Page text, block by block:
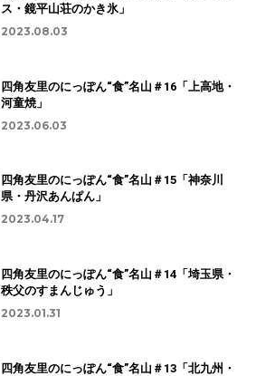
ス・鏡平山荘のかき氷」
2023.08.03
四角友里のにっぽん“食”名山＃16「上高地・
河童焼」
2023.06.03
四角友里のにっぽん“食”名山＃15「神奈川
県・丹沢あんぱん」
2023.04.17
四角友里のにっぽん“食”名山＃14「埼玉県・
秩父のすまんじゅう」
2023.01.31
四角友里のにっぽん“食”名山＃13「北九州・